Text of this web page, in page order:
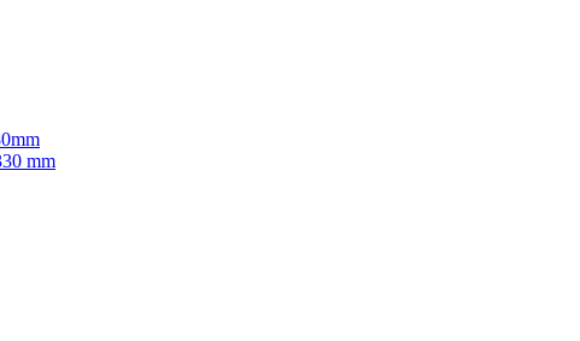
mm